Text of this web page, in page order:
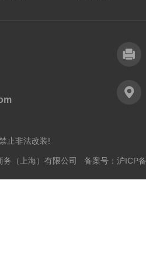
止非法改装!
（上海）有限公司 备案号： 沪ICP